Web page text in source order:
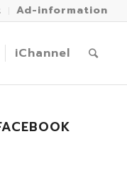
Ad-information
iChannel